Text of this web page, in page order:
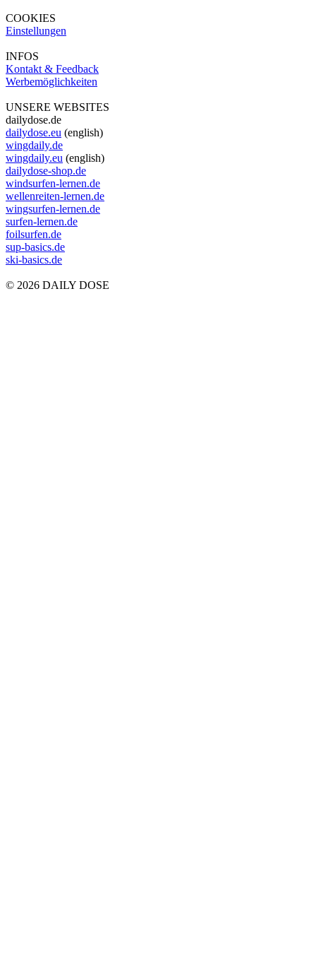
COOKIES
Einstellungen
INFOS
Kontakt & Feedback
Werbemöglichkeiten
UNSERE WEBSITES
dailydose.de
dailydose.eu (english)
wingdaily.de
wingdaily.eu (english)
dailydose-shop.de
windsurfen-lernen.de
wellenreiten-lernen.de
wingsurfen-lernen.de
surfen-lernen.de
foilsurfen.de
sup-basics.de
ski-basics.de
© 2026 DAILY DOSE